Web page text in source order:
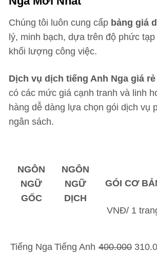
Chúng tôi luôn cung cấp bảng giá
lý, minh bạch, dựa trên độ phức
khối lượng công việc.
Dịch vụ dịch tiếng Anh Nga giá rẻ
có các mức giá cạnh tranh và linh
hàng dễ dàng lựa chọn gói dịch vụ
ngân sách.
NGÔN
NGỮ
GỐC
NGÔN
NGỮ
DỊCH
GÓI CƠ
VNĐ/ 1
Tiếng Nga Tiếng Anh 400.000